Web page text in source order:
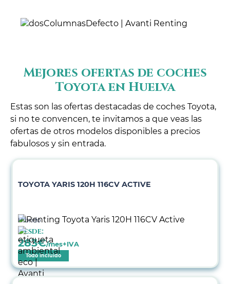
Mejores ofertas de coches
Toyota en Huelva
Estas son las ofertas destacadas de coches Toyota,
si no te convencen, te invitamos a que veas las
ofertas de otros modelos disponibles a precios
fabulosos y sin entrada.
TOYOTA YARIS 120H 116CV ACTIVE
Híbrido
Desde:
283€/mes+IVA
Todo incluido